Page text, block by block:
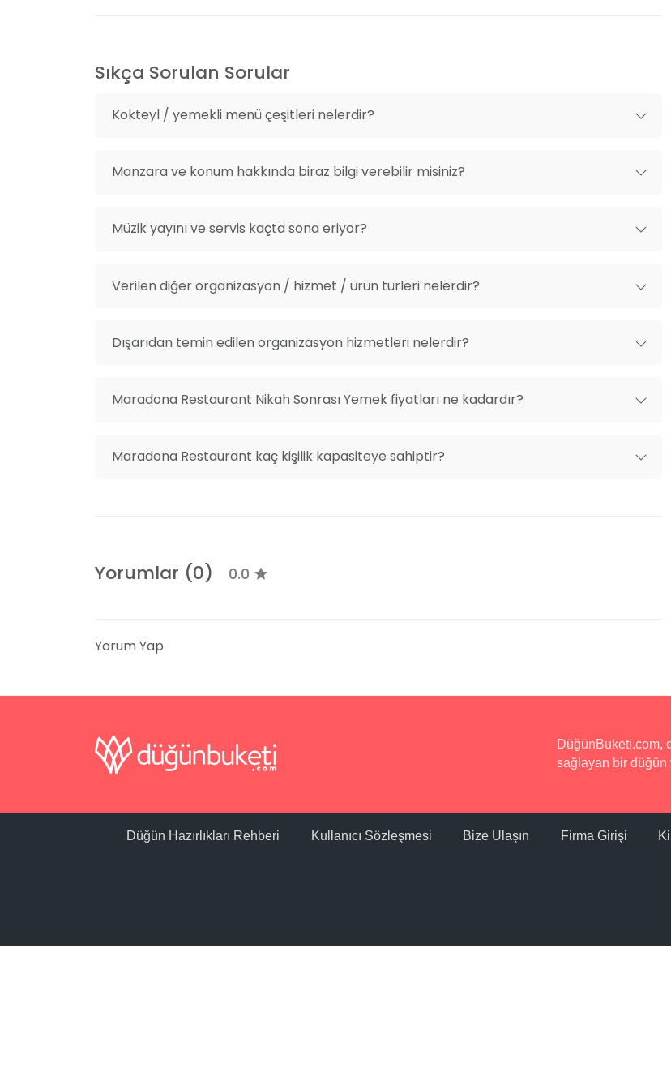
Sıkça Sorulan Sorular
Kokteyl / yemekli menü çeşitleri nelerdir?
Manzara ve konum hakkında biraz bilgi verebilir misiniz?
Müzik yayını ve servis kaçta sona eriyor?
Verilen diğer organizasyon / hizmet / ürün türleri nelerdir?
Dışarıdan temin edilen organizasyon hizmetleri nelerdir?
Maradona Restaurant Nikah Sonrası Yemek fiyatları ne kadardır?
Maradona Restaurant kaç kişilik kapasiteye sahiptir?
Yorumlar (0) 0.0
Yorum Yap
DüğünBuketi.com,
sağlayan bir düğün
Düğün Hazırlıkları Rehberi Kullanıcı Sözleşmesi Bize Ulaşın Firma Girişi